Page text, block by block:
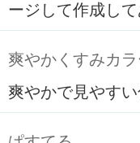
ージして作成し
爽やかくすみカ
爽やかで見やすい